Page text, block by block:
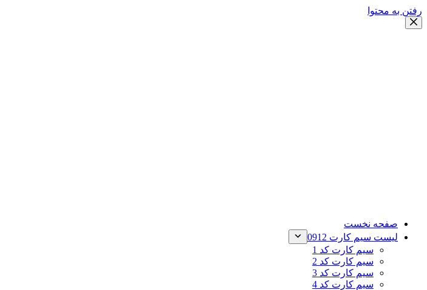
رفتن به محتوا
صفحه نخست
لیست سیم کارت 0912
سیم کارت کد 1
سیم کارت کد 2
سیم کارت کد 3
سیم کارت کد 4